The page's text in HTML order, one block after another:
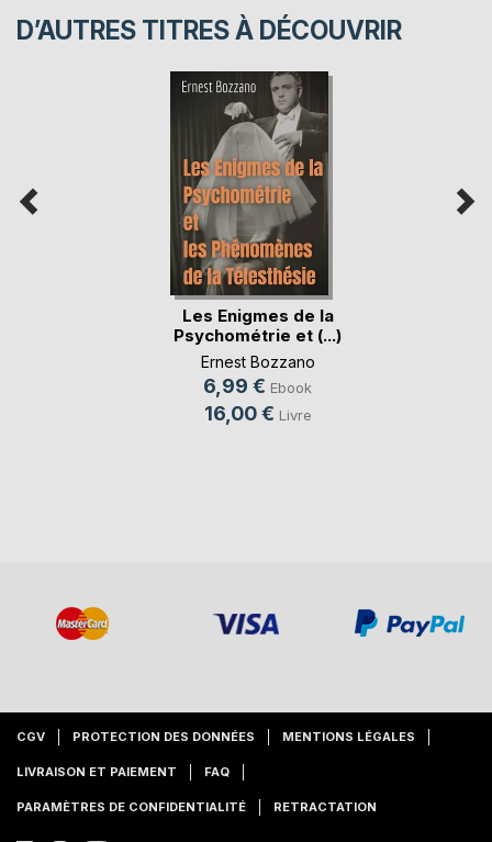
D’AUTRES TITRES À DÉCOUVRIR
Les Enigmes de la
Psychométrie et (...)
Ernest Bozzano
6,99 € Ebook
16,00 € Livre
CGV PROTECTION DES DONNÉES MENTIONS LÉGALES
LIVRAISON ET PAIEMENT FAQ
PARAMÈTRES DE CONFIDENTIALITÉ RETRACTATION